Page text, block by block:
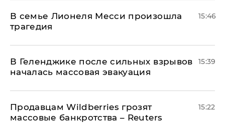
В семье Лионеля Месси произошла
трагедия
15:46
В Геленджике после сильных взрывов
началась массовая эвакуация
15:39
Продавцам Wildberries грозят
массовые банкротства – Reuters
15:22